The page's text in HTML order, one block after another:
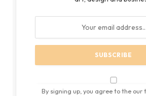
By signing up, you agree to the our